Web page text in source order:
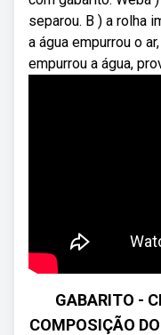
separou. B ) a rolha
a água empurrou o
empurrou a água,
GABARITO -
COMPOSIÇÃO